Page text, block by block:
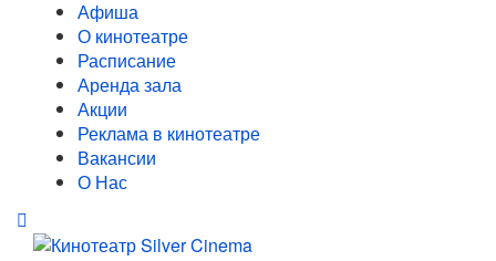
Афиша
О кинотеатре
Расписание
Аренда зала
Акции
Реклама в кинотеатре
Вакансии
О Нас